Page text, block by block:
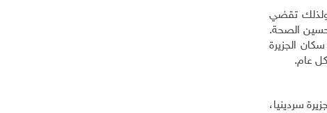
ولذلك تقضي
الصحة.
الجزيرة
عام.
على جزيرة سردينيا،